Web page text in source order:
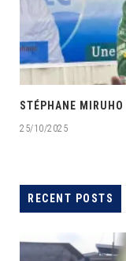
25/10/2025
RECENT POSTS